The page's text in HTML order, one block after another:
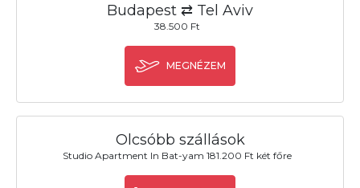
Budapest ⇄ Tel Aviv
38.500 Ft
MEGNÉZEM
Olcsóbb szállások
Studio Apartment In Bat-yam 181.200 Ft két főre